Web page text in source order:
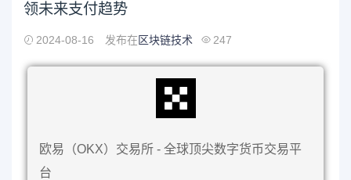
领未来支付趋势
2024-08-16 发布在区块链技术 247
欧易（OKX）交易所 - 全球顶尖数字货币交易平
台